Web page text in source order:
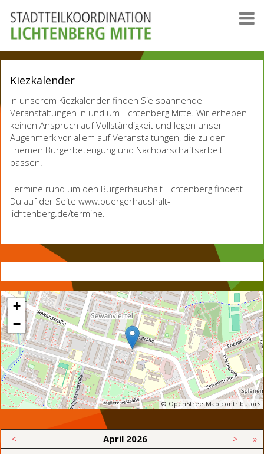
Kiezkalender
In unserem Kiezkalender finden Sie spannende
Veranstaltungen in und um Lichtenberg Mitte. Wir erheben
keinen Anspruch auf Vollständigkeit und legen unser
Augenmerk vor allem auf Veranstaltungen, die zu den
Themen Bürgerbeteiligung und Nachbarschaftsarbeit
passen.
Termine rund um den Bürgerhaushalt Lichtenberg findest
Du auf der Seite www.buergerhaushalt-
lichtenberg.de/termine.
+
−
© OpenStreetMap contributors
< April 2026 > »